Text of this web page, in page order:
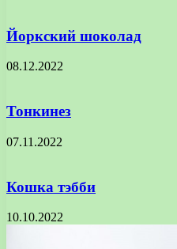
Йоркский шоколад
08.12.2022
Тонкинез
07.11.2022
Кошка тэбби
10.10.2022